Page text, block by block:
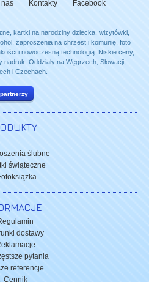
nas Kontakty Facebook
kartki na narodziny dziecka, wizytówki,
zaproszenia na chrzest i komunię, foto
i nowoczesną technologią. Niskie ceny,
Oddziały na Węgrzech, Słowacji,
i Czechach.
partnerzy
ślubne
świąteczne
dostawy
pytania
referencje
Cennik